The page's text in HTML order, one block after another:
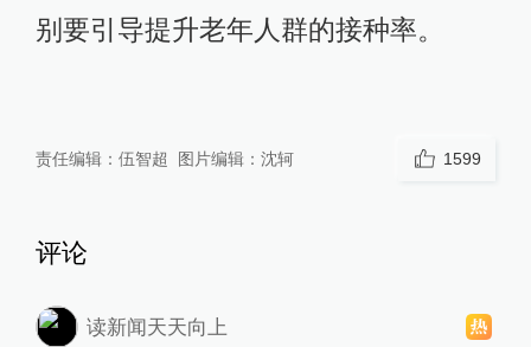
别要引导提升老年人群的接种率。
责任编辑： 伍智超 图片编辑： 沈轲 1599
评论
读新闻天天向上